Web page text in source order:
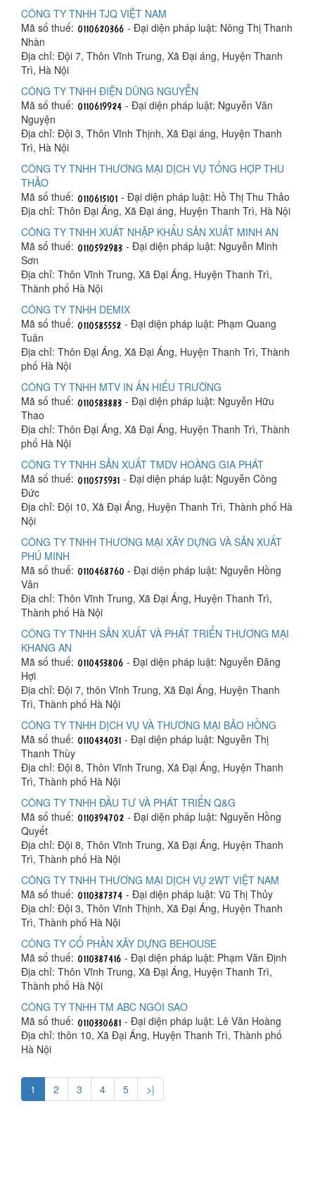
CÔNG TY TNHH TJQ VIỆT NAM
Mã số thuế:
- Đại diện pháp luật: Nông Thị Thanh
Nhàn
Địa chỉ: Đội 7, Thôn Vĩnh Trung, Xã Đại áng, Huyện Thanh
Trì, Hà Nội
CÔNG TY TNHH ĐIỆN DŨNG NGUYỄN
Mã số thuế:
- Đại diện pháp luật: Nguyễn Văn
Nguyện
Địa chỉ: Đội 3, Thôn Vĩnh Thịnh, Xã Đại áng, Huyện Thanh
Trì, Hà Nội
CÔNG TY TNHH THƯƠNG MẠI DỊCH VỤ TỔNG HỢP THU
THẢO
Mã số thuế:
- Đại diện pháp luật: Hồ Thị Thu Thảo
Địa chỉ: Thôn Đại Áng, Xã Đại áng, Huyện Thanh Trì, Hà Nội
CÔNG TY TNHH XUẤT NHẬP KHẨU SẢN XUẤT MINH AN
Mã số thuế:
- Đại diện pháp luật: Nguyễn Minh
Sơn
Địa chỉ: Thôn Vĩnh Trung, Xã Đại Áng, Huyện Thanh Trì,
Thành phố Hà Nội
CÔNG TY TNHH DEMIX
Mã số thuế:
- Đại diện pháp luật: Phạm Quang
Tuân
Địa chỉ: Thôn Đại Áng, Xã Đại Áng, Huyện Thanh Trì, Thành
phố Hà Nội
CÔNG TY TNHH MTV IN ẤN HIẾU TRƯỜNG
Mã số thuế:
- Đại diện pháp luật: Nguyễn Hữu
Thao
Địa chỉ: Thôn Đại Áng, Xã Đại Áng, Huyện Thanh Trì, Thành
phố Hà Nội
CÔNG TY TNHH SẢN XUẤT TMDV HOÀNG GIA PHÁT
Mã số thuế:
- Đại diện pháp luật: Nguyễn Công
Đức
Địa chỉ: Đội 10, Xã Đại Áng, Huyện Thanh Trì, Thành phố Hà
Nội
CÔNG TY TNHH THƯƠNG MẠI XÂY DỰNG VÀ SẢN XUẤT
PHÚ MINH
Mã số thuế:
- Đại diện pháp luật: Nguyễn Hồng
Vân
Địa chỉ: Thôn Vĩnh Trung, Xã Đại Áng, Huyện Thanh Trì,
Thành phố Hà Nội
CÔNG TY TNHH SẢN XUẤT VÀ PHÁT TRIỂN THƯƠNG MẠI
KHANG AN
Mã số thuế:
- Đại diện pháp luật: Nguyễn Đăng
Hợi
Địa chỉ: Đội 7, thôn Vĩnh Trung, Xã Đại Áng, Huyện Thanh
Trì, Thành phố Hà Nội
CÔNG TY TNHH DỊCH VỤ VÀ THƯƠNG MẠI BẢO HỒNG
Mã số thuế:
- Đại diện pháp luật: Nguyễn Thị
Thanh Thùy
Địa chỉ: Đội 8, Thôn Vĩnh Trung, Xã Đại Áng, Huyện Thanh
Trì, Thành phố Hà Nội
CÔNG TY TNHH ĐẦU TƯ VÀ PHÁT TRIỂN Q&G
Mã số thuế:
- Đại diện pháp luật: Nguyễn Hồng
Quyết
Địa chỉ: Đội 8, Thôn Vĩnh Trung, Xã Đại Áng, Huyện Thanh
Trì, Thành phố Hà Nội
CÔNG TY TNHH THƯƠNG MẠI DỊCH VỤ 2WT VIỆT NAM
Mã số thuế:
- Đại diện pháp luật: Vũ Thị Thủy
Địa chỉ: Đội 3, Thôn Vĩnh Thịnh, Xã Đại Áng, Huyện Thanh
Trì, Thành phố Hà Nội
CÔNG TY CỔ PHẦN XÂY DỰNG BEHOUSE
Mã số thuế:
- Đại diện pháp luật: Phạm Văn Định
Địa chỉ: Thôn Vĩnh Trung, Xã Đại Áng, Huyện Thanh Trì,
Thành phố Hà Nội
CÔNG TY TNHH TM ABC NGÔI SAO
Mã số thuế:
- Đại diện pháp luật: Lê Văn Hoàng
Địa chỉ: thôn 10, Xã Đại Áng, Huyện Thanh Trì, Thành phố
Hà Nội
1 2 3 4 5 >|